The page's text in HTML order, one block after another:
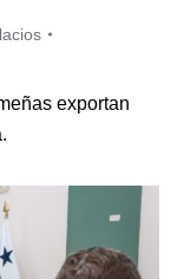
exportan